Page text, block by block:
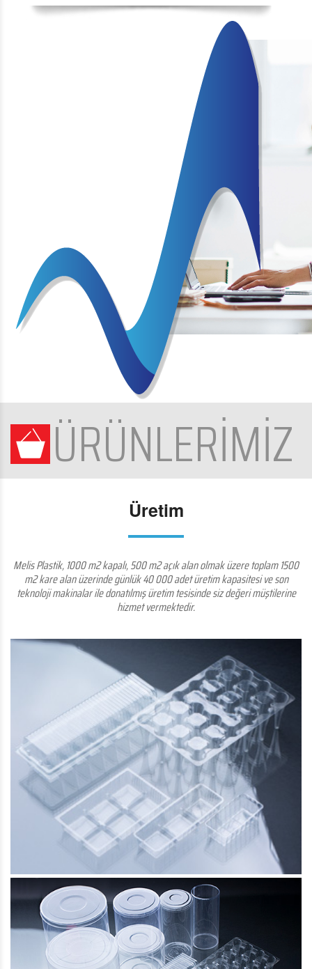
ÜRÜNLERİMİZ
Üretim
Melis Plastik, 1000 m2 kapalı, 500 m2 açık alan olmak üzere toplam 1500
m2 kare alan üzerinde günlük 40 000 adet üretim kapasitesi ve son
teknoloji makinalar ile donatılmış üretim tesisinde siz değeri müştilerine
hizmet vermektedir.